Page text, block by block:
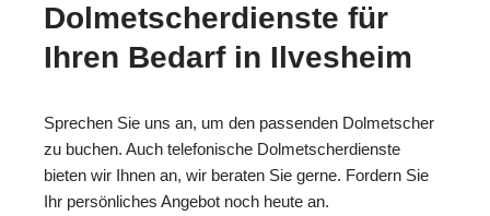
Dolmetscherdienste für
Ihren Bedarf in Ilvesheim
Sprechen Sie uns an, um den passenden Dolmetscher
zu buchen. Auch telefonische Dolmetscherdienste
bieten wir Ihnen an, wir beraten Sie gerne. Fordern Sie
Ihr persönliches Angebot noch heute an.